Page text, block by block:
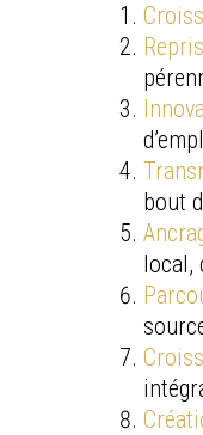
bout
local,